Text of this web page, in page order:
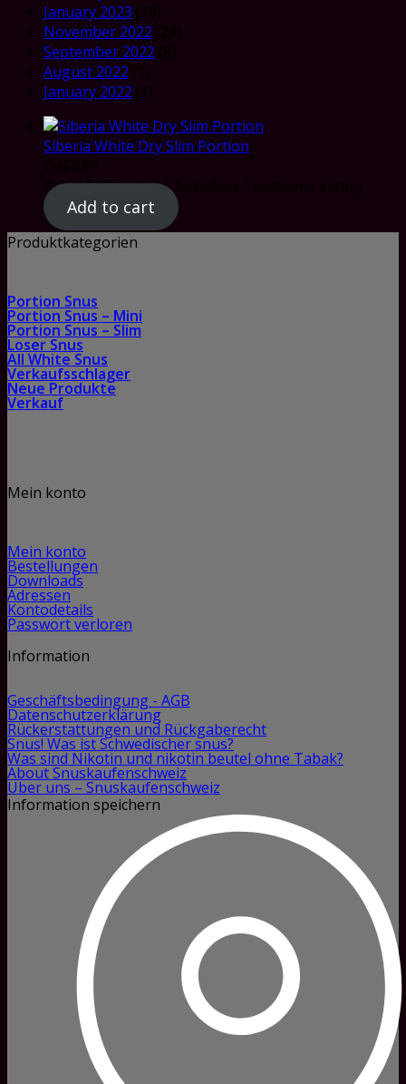
January 2023
November 2022
September 2022
August 2022
January 2022
Siberia White Dry Slim Portion
Rated5.00out of 5 based on
Add to cart
Produktkategorien
Portion Snus
Portion Snus – Mini
Portion Snus – Slim
Loser Snus
All White Snus
Verkaufsschlager
Neue Produkte
Verkauf
Mein konto
Mein konto
Bestellungen
Downloads
Adressen
Kontodetails
Passwort verloren
Information
Geschäftsbedingung - AGB
Datenschutzerklärung
Rückerstattungen und Rückgaberecht
Snus! Was ist Schwedischer snus?
Was sind Nikotin und nikotin beutel ohne Tabak?
About Snuskaufenschweiz
Über uns – Snuskaufenschweiz
Information speichern